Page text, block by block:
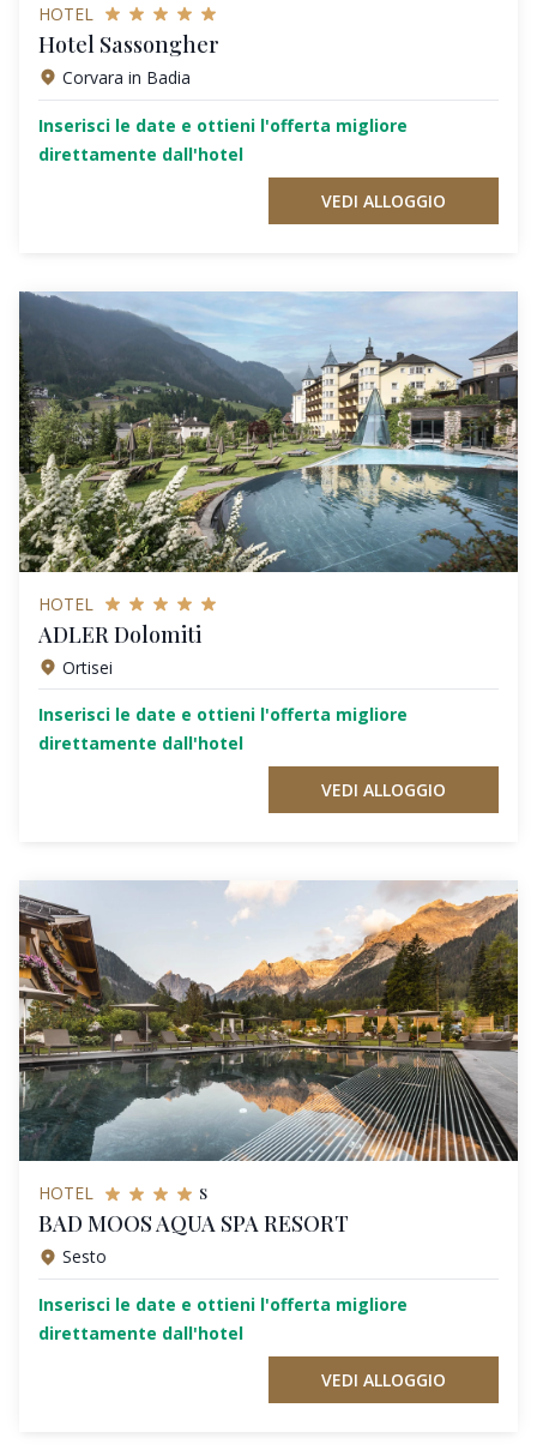
HOTEL
Hotel Sassongher
Corvara in Badia
Inserisci le date e ottieni l'offerta migliore
direttamente dall'hotel
VEDI ALLOGGIO
HOTEL
ADLER Dolomiti
Ortisei
Inserisci le date e ottieni l'offerta migliore
direttamente dall'hotel
VEDI ALLOGGIO
HOTEL s
BAD MOOS AQUA SPA RESORT
Sesto
Inserisci le date e ottieni l'offerta migliore
direttamente dall'hotel
VEDI ALLOGGIO